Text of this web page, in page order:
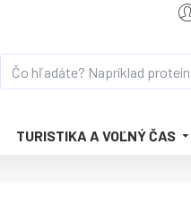
TURISTIKA A VOĽNÝ ČAS